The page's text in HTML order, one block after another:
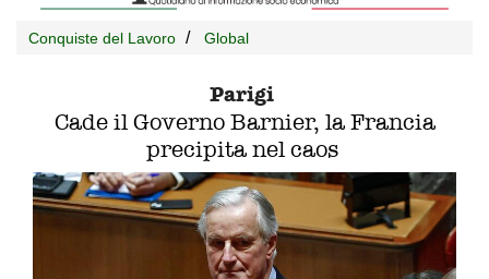
Conquiste del Lavoro Global
Parigi
Cade il Governo Barnier, la Francia
precipita nel caos